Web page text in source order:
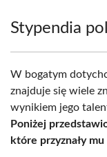
Stypendia
W bogatym
znajduje się wiele
wynikiem jego
Poniżej
które przyznały